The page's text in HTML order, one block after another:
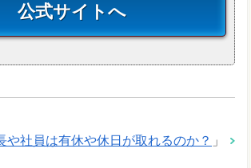
公式サイトへ
や社員は有休や休日が取れるのか？ 」